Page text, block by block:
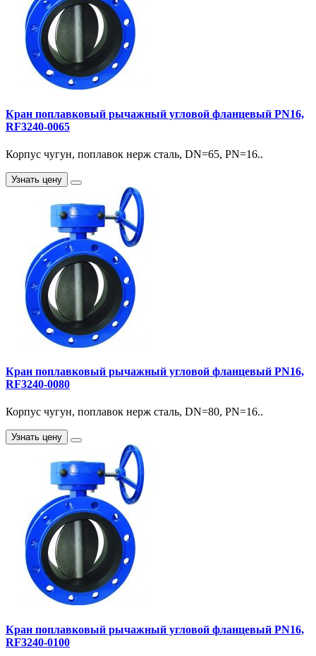
Кран поплавковый рычажный угловой фланцевый PN16,
RF3240-0065
Корпус чугун, поплавок нерж сталь, DN=65, PN=16..
Узнать цену
Кран поплавковый рычажный угловой фланцевый PN16,
RF3240-0080
Корпус чугун, поплавок нерж сталь, DN=80, PN=16..
Узнать цену
Кран поплавковый рычажный угловой фланцевый PN16,
RF3240-0100